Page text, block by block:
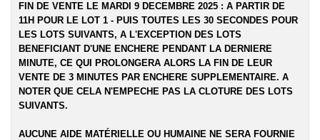
FIN DE VENTE LE MARDI 9 DECEMBRE 2025 : A PARTIR DE
11H POUR LE LOT 1 - PUIS TOUTES LES 30 SECONDES POUR
LES LOTS SUIVANTS, A L'EXCEPTION DES LOTS
BENEFICIANT D'UNE ENCHERE PENDANT LA DERNIERE
MINUTE, CE QUI PROLONGERA ALORS LA FIN DE LEUR
VENTE DE 3 MINUTES PAR ENCHERE SUPPLEMENTAIRE. A
NOTER QUE CELA N'EMPECHE PAS LA CLOTURE DES LOTS
SUIVANTS.
AUCUNE AIDE MATÉRIELLE OU HUMAINE NE SERA FOURNIE